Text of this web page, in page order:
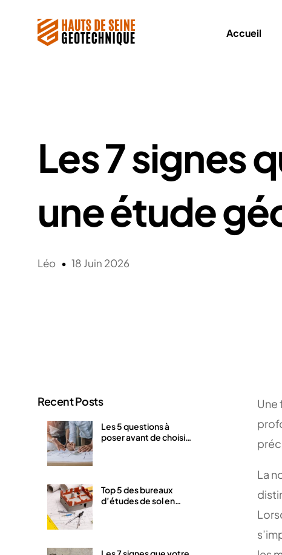
Accueil
Les 7 signes
une étude
Léo 18 Juin 2026
Une
La
Recent Posts
Les 5 questions à
poser avant de choisir
Top 5 des bureaux
d’études de sol en